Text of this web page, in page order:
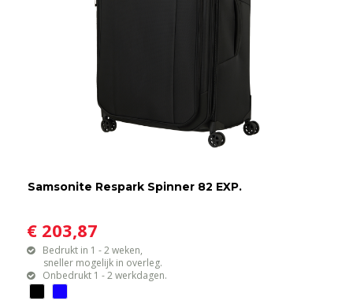
Samsonite Respark Spinner 82 EXP.
€ 203,87
Bedrukt in 1 - 2 weken,
sneller mogelijk in overleg.
Onbedrukt 1 - 2 werkdagen.